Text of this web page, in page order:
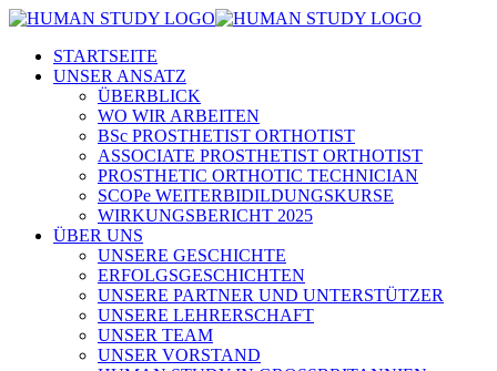
STARTSEITE
UNSER ANSATZ
ÜBERBLICK
WO WIR ARBEITEN
BSc PROSTHETIST ORTHOTIST
ASSOCIATE PROSTHETIST ORTHOTIST
PROSTHETIC ORTHOTIC TECHNICIAN
SCOPe WEITERBIDILDUNGSKURSE
WIRKUNGSBERICHT 2025
ÜBER UNS
UNSERE GESCHICHTE
ERFOLGSGESCHICHTEN
UNSERE PARTNER UND UNTERSTÜTZER
UNSERE LEHRERSCHAFT
UNSER TEAM
UNSER VORSTAND